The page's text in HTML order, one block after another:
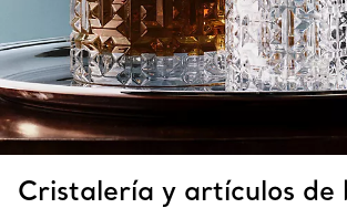
Cristalería y artículos de